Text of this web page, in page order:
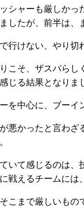
シャーも厳しか
したが、前半は、
行けない、やり切
こそ、ザスパら
じる結果となりま
を中心に、ブーイ
悪かったと言わ
いて感じるのは
戦えるチームには
こまで厳しいもの